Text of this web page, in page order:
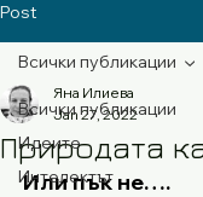
Post
Всички публикации
Идеите
Интелектът
Всички публикации
Природата
Яна Илиева
Jan 27, 2022
Или пък не….